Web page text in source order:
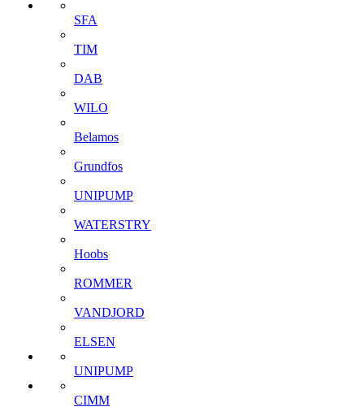
SFA
TIM
DAB
WILO
Belamos
Grundfos
UNIPUMP
WATERSTRY
Hoobs
ROMMER
VANDJORD
ELSEN
UNIPUMP
CIMM